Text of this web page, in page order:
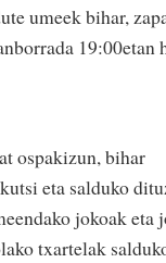
umeek bihar,
19:00etan
ospakizun, bihar
eta salduko
jokoak
txartelak